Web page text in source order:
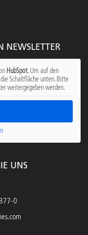
NEWSLETTER
HubSpot. Um auf den
Schaltfläche unten. Bitte
weitergegeben werden.
UNS
0